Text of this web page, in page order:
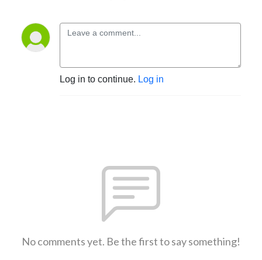
Log in to continue. Log in
No comments yet. Be the first to say something!